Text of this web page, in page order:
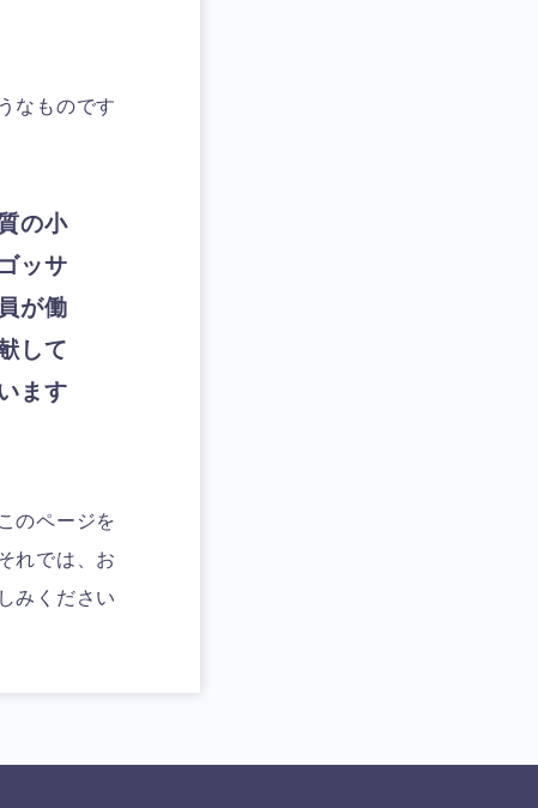
ものです。
の小
ッサ
が働
して
ます。
のページを
れでは、お
みください !